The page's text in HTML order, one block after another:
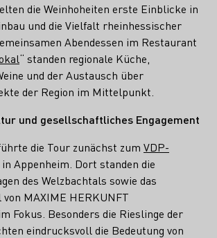
die Weinhoheiten erste Einblicke in
und die Vielfalt rheinhessischer
Abendessen im Restaurant
“ standen regionale Küche,
und der Austausch über
der Region im Mittelpunkt.
und gesellschaftliches Engagement
die Tour zunächst zum VDP-
in Appenheim. Dort standen die
des Welzbachtals sowie das
MAXIME HERKUNFT
Fokus. Besonders die Rieslinge der
eindrucksvoll die Bedeutung von